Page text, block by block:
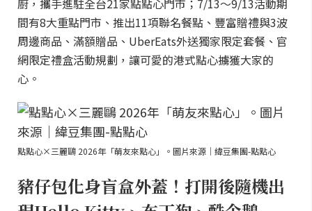
廚，攜手進駐全台21家點點心門市；7/13～9/13活動期
間有8大重點門市、推出11項聯名餐點、豐富贈禮與3波
周邊商品、滿額贈品、UberEats外送獨家限定套餐、官
網限定禮盒活動規劃，讓可愛的港式點心擄獲大家的
心。
點點心×三麗鷗 2026年「萌友來點心」。圖片來源｜緯豆集團-點點心
豬仔包化身盲盒外蓋！打開後隨機出